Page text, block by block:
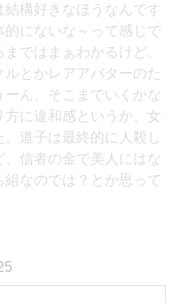
構好きなほうなんです
にないな～って感じで
ではまぁわかるけど、
とかレアアバターのた
ん、そこまでいくかな
方に違和感というか、女
。道子は最終的に人殺し
、信者の金で美人にはな
なのでは？とか思って